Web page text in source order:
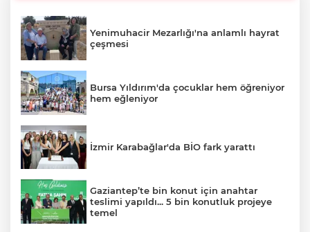
Yenimuhacir Mezarlığı'na anlamlı hayrat
çeşmesi
Bursa Yıldırım'da çocuklar hem öğreniyor
hem eğleniyor
İzmir Karabağlar'da BİO fark yarattı
Gaziantep’te bin konut için anahtar
teslimi yapıldı... 5 bin konutluk projeye
temel